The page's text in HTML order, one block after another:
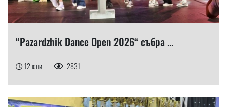
“Pazardzhik Dance Open 2026“ събра ...
12 юни 2831